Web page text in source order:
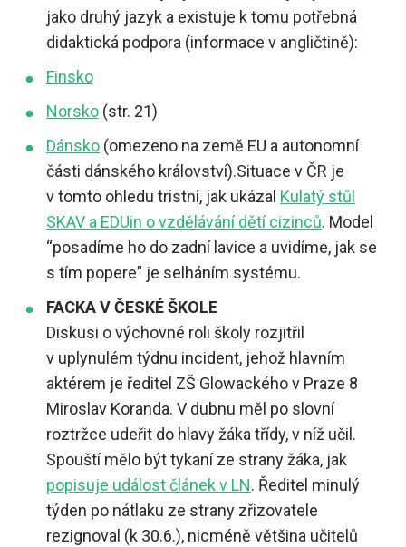
jako druhý jazyk a existuje k tomu potřebná
didaktická podpora (informace v angličtině):
Finsko
Norsko (str. 21)
Dánsko (omezeno na země EU a autonomní
části dánského království).Situace v ČR je
v tomto ohledu tristní, jak ukázal Kulatý stůl
SKAV a EDUin o vzdělávání dětí cizinců. Model
“posadíme ho do zadní lavice a uvidíme, jak se
s tím popere” je selháním systému.
FACKA V ČESKÉ ŠKOLE
Diskusi o výchovné roli školy rozjitřil
v uplynulém týdnu incident, jehož hlavním
aktérem je ředitel ZŠ Glowackého v Praze 8
Miroslav Koranda. V dubnu měl po slovní
roztržce udeřit do hlavy žáka třídy, v níž učil.
Spouští mělo být tykaní ze strany žáka, jak
popisuje událost článek v LN. Ředitel minulý
týden po nátlaku ze strany zřizovatele
rezignoval (k 30.6.), nicméně většina učitelů